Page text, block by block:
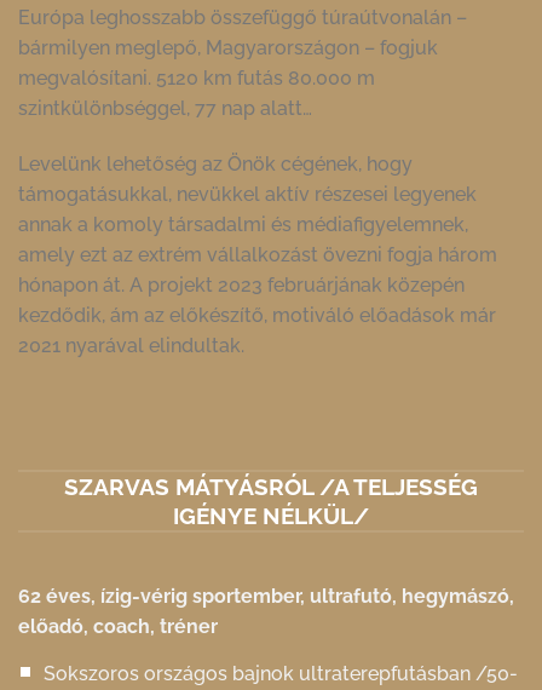
Európa leghosszabb összefüggő túraútvonalán –
bármilyen meglepő, Magyarországon – fogjuk
megvalósítani. 5120 km futás 80.000 m
szintkülönbséggel, 77 nap alatt…
Levelünk lehetőség az Önök cégének, hogy
támogatásukkal, nevükkel aktív részesei legyenek
annak a komoly társadalmi és médiafigyelemnek,
amely ezt az extrém vállalkozást övezni fogja három
hónapon át. A projekt 2023 februárjának közepén
kezdődik, ám az előkészítő, motiváló előadások már
2021 nyarával elindultak.
SZARVAS MÁTYÁSRÓL /A TELJESSÉG
IGÉNYE NÉLKÜL/
62 éves, ízig-vérig sportember, ultrafutó, hegymászó,
előadó, coach, tréner
Sokszoros országos bajnok ultraterepfutásban /50-